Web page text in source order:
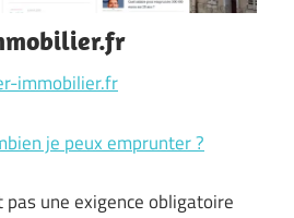
immobilier.fr
je peux emprunter ?
pas une exigence obligatoire